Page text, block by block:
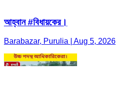
আহ্বান #বিধায়কের।
Barabazar, Purulia | Aug 5, 2026